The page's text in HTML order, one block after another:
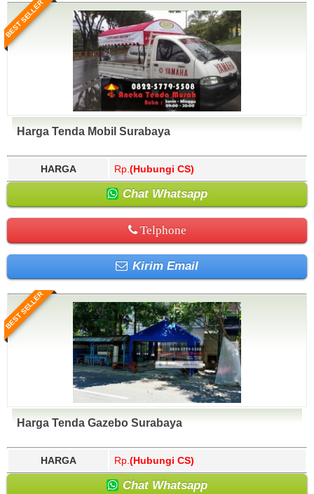
BEST SELLER
Harga Tenda Mobil Surabaya
HARGA Rp. (Hubungi CS)
Chat Whatsapp
Telphone
Kirim Email
BEST SELLER
Harga Tenda Gazebo Surabaya
HARGA Rp. (Hubungi CS)
Chat Whatsapp